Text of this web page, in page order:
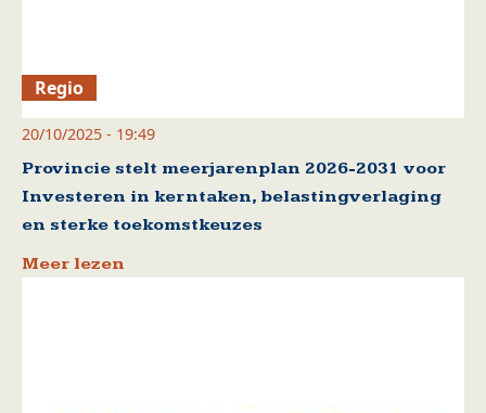
Regio
20/10/2025 - 19:49
Provincie stelt meerjarenplan 2026-2031 voor
Investeren in kerntaken, belastingverlaging
en sterke toekomstkeuzes
Meer lezen